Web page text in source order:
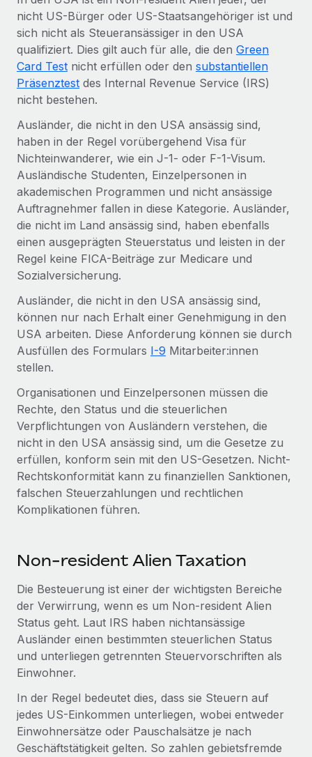
Globales Onboarding und Verwalten von
Freelancer:innen
PEO
Auslagern von komplexen HR-Aufgaben
Remote Embedded
Nahtlose Integration der HR in bestehende Abläufe
Plattform
Integrierte HR-Kernfunktionen für dein Team
Verknüpfen
Neu
Verknüpfung beliebiger KI-Tools mit Remote über unser
MCP
Prozessoptimierung mit unverzichtbaren Business-
Tools
DIENSTLEISTUNGEN
Frag unsere Expert:innen
Hilfe von Expert:innen für globale HR & Compliance
Background-Checks
Einfacheres Bewerber:innen-Screening
Compliance Watchtower
Lückenlose Compliance
Globale Bereitstellung und Verfolgung von IT-
Geräten
Gründung von Niederlassungen
Schnelle, rechtssichere Gründung von
Niederlassungen
Mobilität und Relocation
Mühelose Relocation von Mitarbeiter:innen
Benefits
Mühelose Verwaltung von Benefits
WACHSTUMSPHASE
Startups
Agile HR- und Payroll-Lösungen für wachsende
Unternehmen
Mittelstand
Maßgeschneiderte HR-Lösungen, um Teams zu
vergrößern
Enterprise
Globale HR für Konzerne und Großunternehmen
PARTNER WERDEN
Strategische Technologiepartner
Plattform
Partner werden
Entdecke die Möglichkeiten einer Partnerschaft
Beratung zu Integrationen und KI-Automatisierung
FALLSTUDIEN
So hat der KI-Vorreiter Weaviate sein Team mit
Remote um 120 % vergrößert
Weaviate auf einen Blick Weaviate entwickelt KI-basierte
Mehr erfahren
Revolution des Enterprise Contractor
Managements – die Erfolgsgeschichte einer
globalen Content-Agentur mit Remote
Auf einen Blick Erfahre mehr über die unglaubliche
Transformation einer weltweit erfolgreichen...
Mehr erfahren
Gesamtbeschäftigungskosten
Honorarzahlungen berechnen
Informationen zu möglichen Währungen und
Abwicklungsfristen für globale Freelancer:innen
LERNEN MIT REMOTE
Forschung und Leitfäden
Fallstudien
HR-Glossar
Checklisten und Vorlagen
Bibliothek für Stellenbeschreibungen
Events
Newsroom
Informationen zu Gehältern und Qualifikationen
Insights Center
Hol dir Unterstützung
Alle Ressourcen anzeigen
BLOG
EOR und PEO
Contractor Management
Steuern
Den Blog erkunden
Neues zu Remote-Produkten: Integration mit
Gusto und Zero und Contractor Management
Plus
Nederlands
Français
Deutsch
Español
Italiano
Português (Portugal)
日本語
한국어
中文（简体）
Anmelden
nicht US-Bürger oder US-Staatsangehöriger ist und
sich nicht als Steueransässiger in den USA
qualifiziert. Dies gilt auch für alle, die den Green
Card Test nicht erfüllen oder den substantiellen
Präsenztest des Internal Revenue Service (IRS)
nicht bestehen.
Ausländer, die nicht in den USA ansässig sind,
haben in der Regel vorübergehend Visa für
Nichteinwanderer, wie ein J-1- oder F-1-Visum.
Ausländische Studenten, Einzelpersonen in
akademischen Programmen und nicht ansässige
Auftragnehmer fallen in diese Kategorie. Ausländer,
die nicht im Land ansässig sind, haben ebenfalls
einen ausgeprägten Steuerstatus und leisten in der
Regel keine FICA-Beiträge zur Medicare und
Sozialversicherung.
Ausländer, die nicht in den USA ansässig sind,
können nur nach Erhalt einer Genehmigung in den
USA arbeiten. Diese Anforderung können sie durch
Ausfüllen des Formulars I-9 Mitarbeiter:innen
stellen.
Organisationen und Einzelpersonen müssen die
Rechte, den Status und die steuerlichen
Verpflichtungen von Ausländern verstehen, die
nicht in den USA ansässig sind, um die Gesetze zu
erfüllen, konform sein mit den US-Gesetzen. Nicht-
Rechtskonformität kann zu finanziellen Sanktionen,
falschen Steuerzahlungen und rechtlichen
Komplikationen führen.
Non-resident Alien Taxation
Die Besteuerung ist einer der wichtigsten Bereiche
der Verwirrung, wenn es um Non-resident Alien
Status geht. Laut IRS haben nichtansässige
Ausländer einen bestimmten steuerlichen Status
und unterliegen getrennten Steuervorschriften als
Einwohner.
In der Regel bedeutet dies, dass sie Steuern auf
jedes US-Einkommen unterliegen, wobei entweder
Einwohnersätze oder Pauschalsätze je nach
Geschäftstätigkeit gelten. So zahlen gebietsfremde